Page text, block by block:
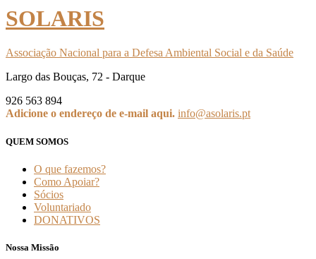
SOLARIS
Associação Nacional para a Defesa Ambiental Social e da Saúde
Largo das Bouças, 72 - Darque
926 563 894
Adicione o endereço de e-mail aqui. info@asolaris.pt
QUEM SOMOS
O que fazemos?
Como Apoiar?
Sócios
Voluntariado
DONATIVOS
Nossa Missão